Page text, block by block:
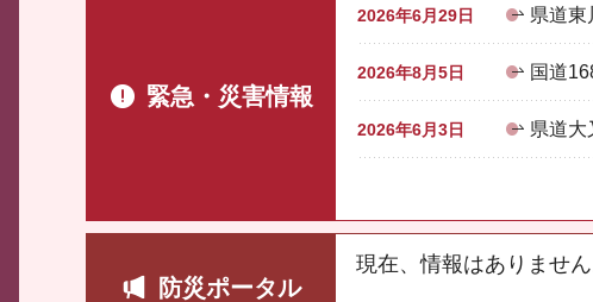
緊急・災害情報
2026年6月29日 県道東
2026年8月5日 国道
2026年6月3日 県道大
防災ポータル
現在、情報はありません